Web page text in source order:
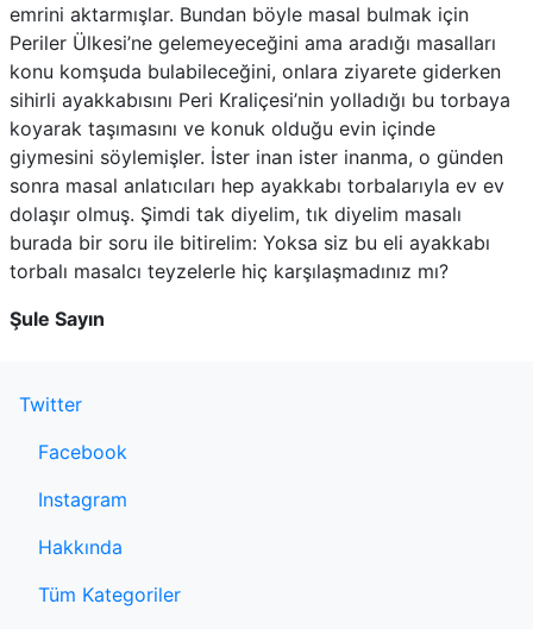
emrini aktarmışlar. Bundan böyle masal bulmak için
Periler Ülkesi’ne gelemeyeceğini ama aradığı masalları
konu komşuda bulabileceğini, onlara ziyarete giderken
sihirli ayakkabısını Peri Kraliçesi’nin yolladığı bu torbaya
koyarak taşımasını ve konuk olduğu evin içinde
giymesini söylemişler. İster inan ister inanma, o günden
sonra masal anlatıcıları hep ayakkabı torbalarıyla ev ev
dolaşır olmuş. Şimdi tak diyelim, tık diyelim masalı
burada bir soru ile bitirelim: Yoksa siz bu eli ayakkabı
torbalı masalcı teyzelerle hiç karşılaşmadınız mı?
Şule Sayın
Twitter
Facebook
Instagram
Hakkında
Tüm Kategoriler